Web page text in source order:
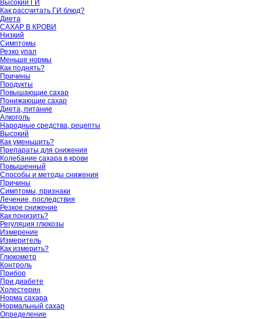
Высокий ГИ
Как рассчитать ГИ блюд?
Диета
САХАР В КРОВИ
Низкий
Симптомы
Резко упал
Меньше нормы
Как поднять?
Причины
Продукты
Повышающие сахар
Понижающие сахар
Диета, питание
Алкоголь
Народные средства, рецепты
Высокий
Как уменьшить?
Препараты для снижения
Колебание сахара в крови
Повышенный
Способы и методы снижения
Причины
Симптомы, признаки
Лечение, последствия
Резкое снижение
Как понизить?
Регуляция глюкозы
Измерение
Измеритель
Как измерить?
Глюкометр
Контроль
Прибор
При диабете
Холестерин
Норма сахара
Нормальный сахар
Определение